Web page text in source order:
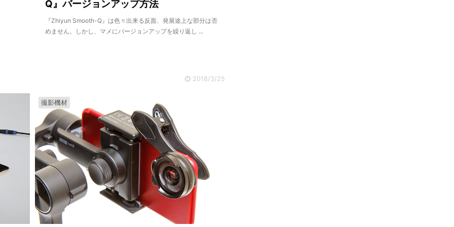
Q』バージョンアップ方法
『Zhiyun Smooth-Q』は色々出来る反面、発展途上な部分は否
めません。しかし、マメにバージョンアップを繰り返し ...
2018/3/25
撮影機材